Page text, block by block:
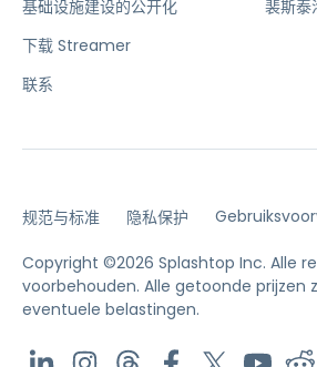
基础设施建设的公开化
下载 Streamer
联系
裴斯泰
规范与标准 隐私保护
Copyright ©2026 Splashtop Inc. Alle
voorbehouden. Alle getoonde prijzen
eventuele belastingen.